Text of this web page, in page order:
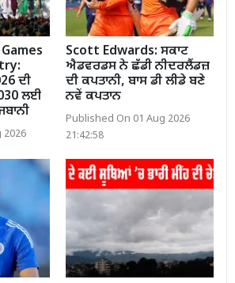
ਦੀ
ਲਈ
2026
Scott Edwards: ਸਕਾਟ
ਐਡਵਰਡਸ ਨੇ ਛੱਡੀ ਨੀਦਰਲੈਂਡਜ਼
ਦੀ ਕਪਤਾਨੀ, ਬਾਸ ਡੀ ਲੀਡੇ ਬਣੇ
ਨਵੇਂ ਕਪਤਾਨ
Published On 01 Aug 2026
21:42:58